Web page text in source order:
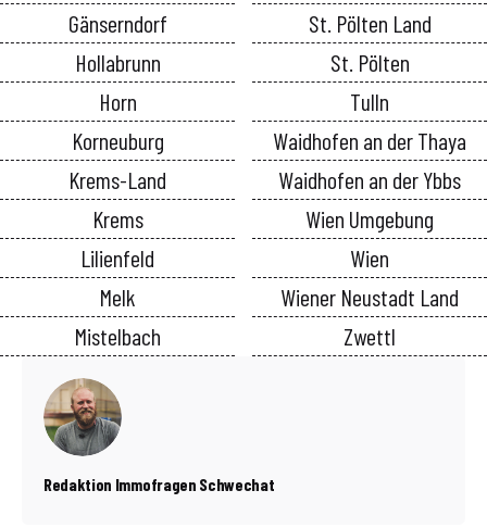
Gänserndorf
Hollabrunn
Horn
Korneuburg
Krems-Land
Krems
Lilienfeld
Melk
Mistelbach
St. Pölten Land
St. Pölten
Tulln
Waidhofen an der Thaya
Waidhofen an der Ybbs
Wien Umgebung
Wien
Wiener Neustadt Land
Zwettl
Redaktion Immofragen Schwechat